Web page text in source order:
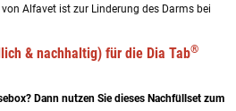
Alfavet ist zur Linderung des Darms bei
& nachhaltig) für die Dia Tab®
Dann nutzen Sie dieses Nachfüllset zum